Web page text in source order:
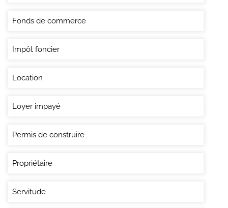
Fonds de commerce
Impôt foncier
Location
Loyer impayé
Permis de construire
Propriétaire
Servitude